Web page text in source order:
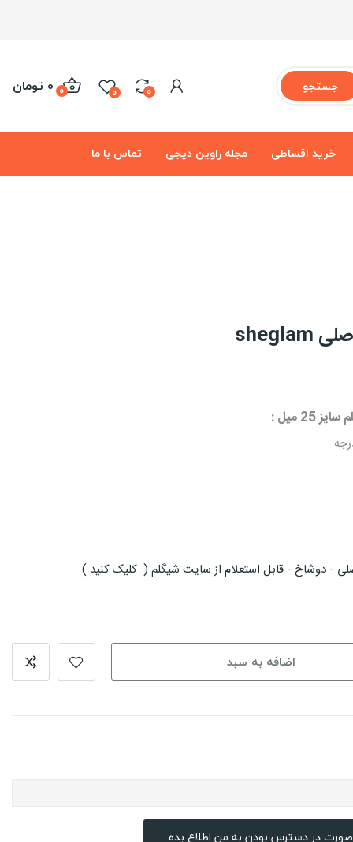
جستجو 0
0 0 تومان 0
خرید اقساطی مجله راوین دیجی تماس با ما
میل :
- دوشاخ - قابل استعلام از سایت شیگلم ( کلیک کنید )
اضافه به سبد
در دسترس بودن به من اطلاع بده